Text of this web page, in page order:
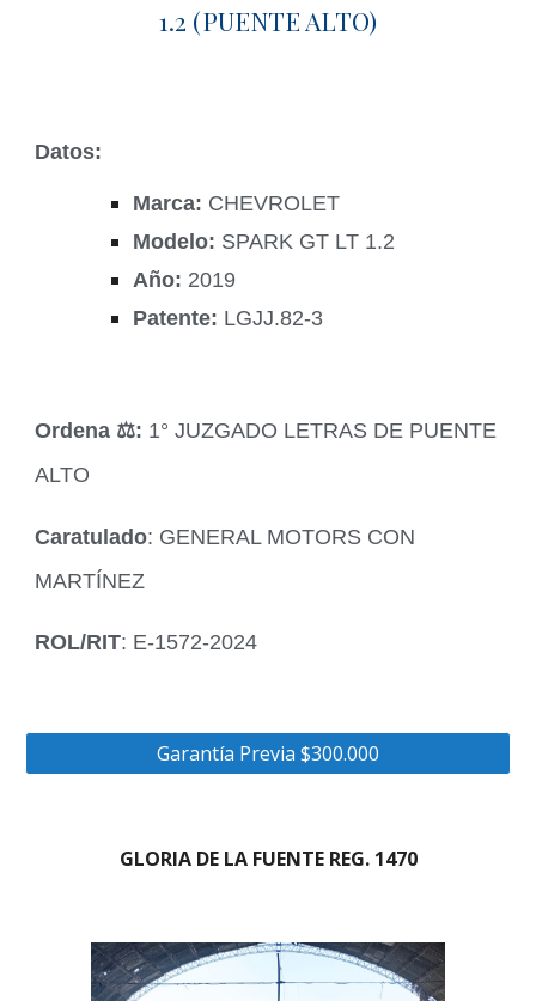
1.2 (PUENTE ALTO)
Datos:
Marca: CHEVROLET
Modelo: SPARK GT LT 1.2
Año: 2019
Patente: LGJJ.82-3
Ordena ‍⚖️: 1° JUZGADO LETRAS DE PUENTE
ALTO
Caratulado: GENERAL MOTORS CON
MARTÍNEZ
ROL/RIT: E-1572-2024
Garantía Previa $300.000
GLORIA DE LA FUENTE REG. 1470